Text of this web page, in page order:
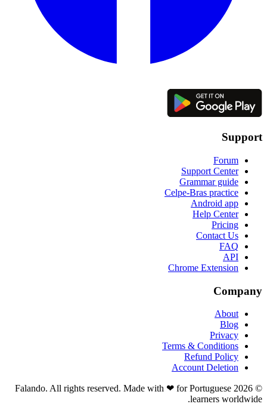
Support
Forum
Support Center
Grammar guide
Celpe-Bras practice
Android app
Help Center
Pricing
Contact Us
FAQ
API
Chrome Extension
Company
About
Blog
Privacy
Terms & Conditions
Refund Policy
Account Deletion
© 2026 Falando. All rights reserved. Made with ❤ for Portuguese
learners worldwide.